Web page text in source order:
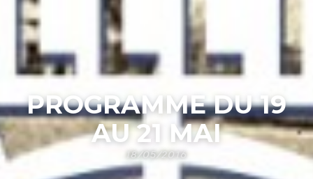
PROGRAMME DU 19
AU 21 MAI
18/05/2016